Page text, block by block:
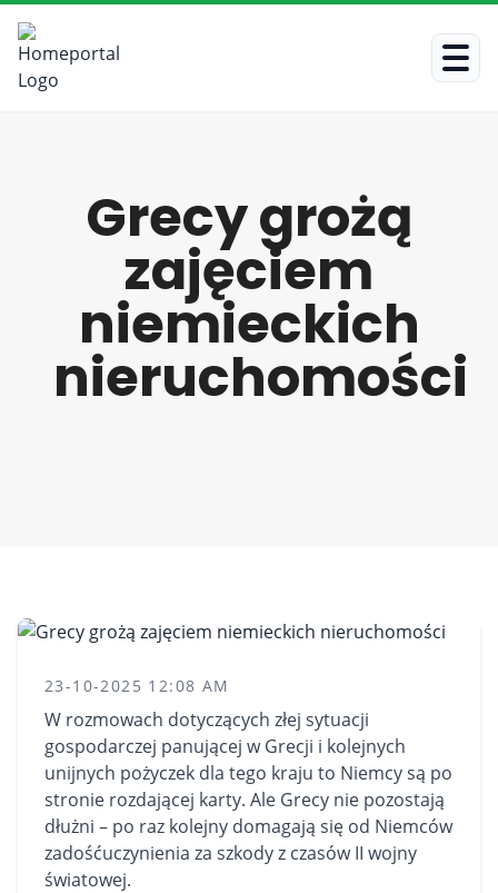
Grecy grożą
zajęciem
niemieckich
nieruchomości
23-10-2025 12:08 AM
W rozmowach dotyczących złej sytuacji
gospodarczej panującej w Grecji i kolejnych
unijnych pożyczek dla tego kraju to Niemcy są po
stronie rozdającej karty. Ale Grecy nie pozostają
dłużni – po raz kolejny domagają się od Niemców
zadośćuczynienia za szkody z czasów II wojny
światowej.